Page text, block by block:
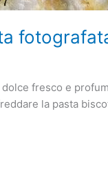
fresco e
la pasta